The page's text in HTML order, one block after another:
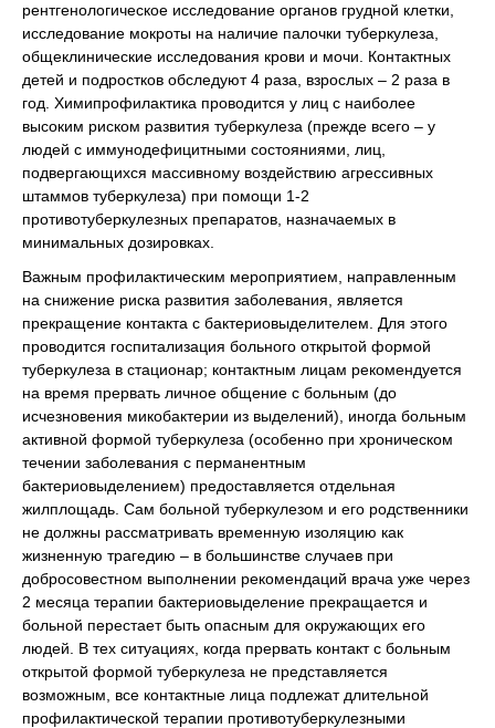
рентгенологическое исследование органов грудной клетки,
исследование мокроты на наличие палочки туберкулеза,
общеклинические исследования крови и мочи. Контактных
детей и подростков обследуют 4 раза, взрослых – 2 раза в
год. Химипрофилактика проводится у лиц с наиболее
высоким риском развития туберкулеза (прежде всего – у
людей с иммунодефицитными состояниями, лиц,
подвергающихся массивному воздействию агрессивных
штаммов туберкулеза) при помощи 1-2
противотуберкулезных препаратов, назначаемых в
минимальных дозировках.
Важным профилактическим мероприятием, направленным
на снижение риска развития заболевания, является
прекращение контакта с бактериовыделителем. Для этого
проводится госпитализация больного открытой формой
туберкулеза в стационар; контактным лицам рекомендуется
на время прервать личное общение с больным (до
исчезновения микобактерии из выделений), иногда больным
активной формой туберкулеза (особенно при хроническом
течении заболевания с перманентным
бактериовыделением) предоставляется отдельная
жилплощадь. Сам больной туберкулезом и его родственники
не должны рассматривать временную изоляцию как
жизненную трагедию – в большинстве случаев при
добросовестном выполнении рекомендаций врача уже через
2 месяца терапии бактериовыделение прекращается и
больной перестает быть опасным для окружающих его
людей. В тех ситуациях, когда прервать контакт с больным
открытой формой туберкулеза не представляется
возможным, все контактные лица подлежат длительной
профилактической терапии противотуберкулезными